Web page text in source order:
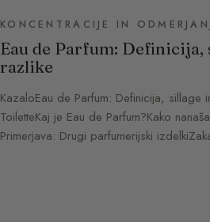
KONCENTRACIJE IN
Eau de Parfum: Definicija,
razlike
KazaloEau de Parfum: Definicija, sillage
ToiletteKaj je Eau de Parfum?Kako
Primerjava: Drugi parfumerijski